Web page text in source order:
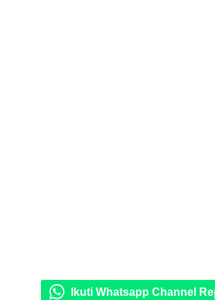
Ikuti Whatsapp Channel